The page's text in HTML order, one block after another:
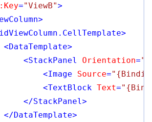
="ViewB">
>
>
<DataTemplate>
<StackPanel Orientation=
<Image Source=
<TextBlock Text=
</StackPanel>
</DataTemplate>